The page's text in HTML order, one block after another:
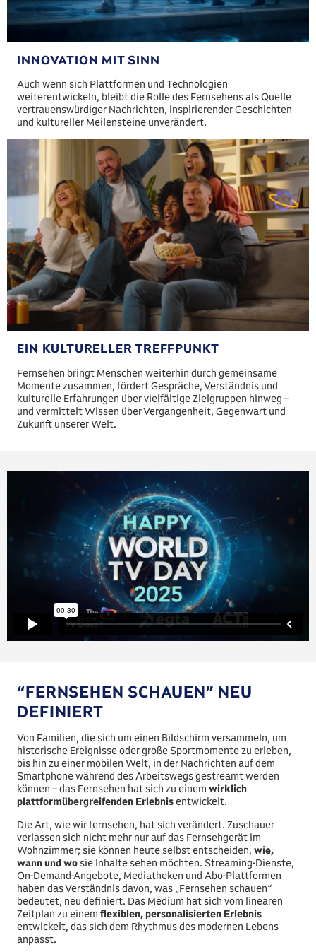
INNOVATION MIT SINN
Auch wenn sich Plattformen und Technologien
weiterentwickeln, bleibt die Rolle des Fernsehens als Quelle
vertrauenswürdiger Nachrichten, inspirierender Geschichten
und kultureller Meilensteine unverändert.
EIN KULTURELLER TREFFPUNKT
Fernsehen bringt Menschen weiterhin durch gemeinsame
Momente zusammen, fördert Gespräche, Verständnis und
kulturelle Erfahrungen über vielfältige Zielgruppen hinweg –
und vermittelt Wissen über Vergangenheit, Gegenwart und
Zukunft unserer Welt.
“FERNSEHEN SCHAUEN” NEU
DEFINIERT
Von Familien, die sich um einen Bildschirm versammeln, um
historische Ereignisse oder große Sportmomente zu erleben,
bis hin zu einer mobilen Welt, in der Nachrichten auf dem
Smartphone während des Arbeitswegs gestreamt werden
können – das Fernsehen hat sich zu einemwirklich
plattformübergreifenden Erlebnisentwickelt.
Die Art, wie wir fernsehen, hat sich verändert. Zuschauer
verlassen sich nicht mehr nur auf das Fernsehgerät im
Wohnzimmer; sie können heute selbst entscheiden,wie,
wann und wosie Inhalte sehen möchten. Streaming-Dienste,
On-Demand-Angebote, Mediatheken und Abo-Plattformen
haben das Verständnis davon, was „Fernsehen schauen“
bedeutet, neu definiert. Das Medium hat sich vom linearen
Zeitplan zu einemflexiblen, personalisierten Erlebnis
entwickelt, das sich dem Rhythmus des modernen Lebens
anpasst.